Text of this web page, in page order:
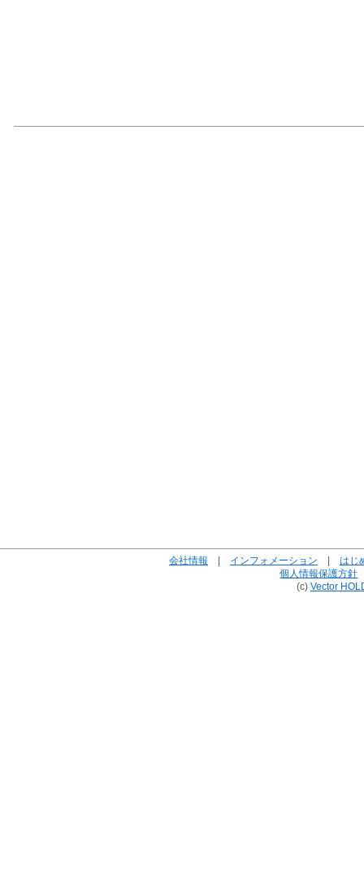
会社情報 | インフォメーション | はじ
個人情報保護方針
(c) Vector